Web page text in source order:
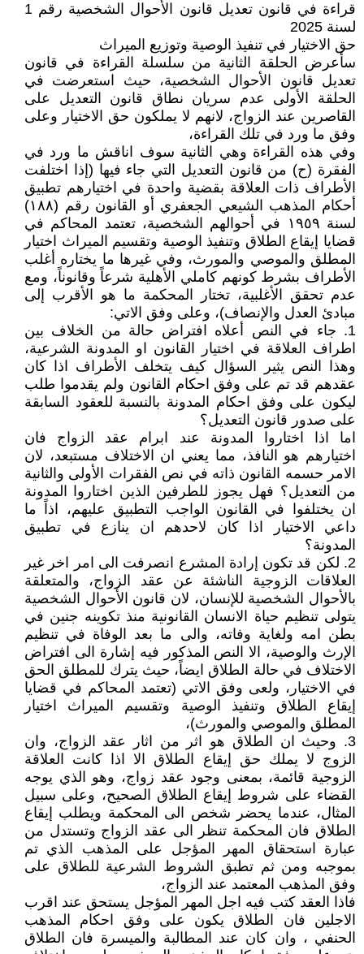
قراءة في قانون تعديل قانون الأحوال الشخصية رقم 1
لسنة 2025
حق الاختيار في تنفيذ الوصية وتوزيع الميراث
سأعرض الحلقة الثانية من سلسلة القراءة في قانون
تعديل قانون الأحوال الشخصية، حيث استعرضت في
الحلقة الأولى عدم سريان نطاق قانون التعديل على
القاصرين عند الزواج، لانهم لا يملكون حق الاختيار وعلى
وفق ما ورد في تلك القراءة،
وفي هذه القراءة وهي الثانية سوف اناقش ما ورد في
الفقرة (ح) من قانون التعديل التي جاء فيها (إذا اختلفت
الأطراف ذات العلاقة بقضية واحدة في اختيارهم تطبيق
أحكام المذهب الشيعي الجعفري أو القانون رقم (۱۸۸)
لسنة ١٩٥٩ في أحوالهم الشخصية، تعتمد المحاكم في
قضايا إيقاع الطلاق وتنفيذ الوصية وتقسيم الميراث اختيار
المطلق والموصي والمورث، وفي غيرها ما يختاره أغلب
الأطراف بشرط كونهم كاملي الأهلية شرعاً وقانوناً، ومع
عدم تحقق الأغلبية، تختار المحكمة ما هو الأقرب إلى
مبادئ العدل والإنصاف)، وعلى وفق الاتي:
1. جاء في النص أعلاه افتراض حالة من الخلاف بين
اطراف العلاقة في اختيار القانون او المدونة الشرعية،
وهذا النص يثير السؤال كيف يتخلف الأطراف اذا كان
عقدهم قد تم على وفق احكام القانون ولم يقدموا طلب
ليكون على وفق احكام المدونة بالنسبة للعقود السابقة
على صدور قانون التعديل؟
اما اذا اختاروا المدونة عند ابرام عقد الزواج فان
اختيارهم هو النافذ، مما يعني ان الاختلاف مستبعد، لان
الامر حسمه القانون ذاته في نص الفقرات الأولى والثانية
من التعديل؟ فهل يجوز للطرفين الذين اختاروا المدونة
ان يختلفوا في القانون الواجب التطبيق عليهم، اذاً ما
داعي الاختيار اذا كان لاحدهم ان ينازع في تطبيق
المدونة؟
2. لكن قد تكون إرادة المشرع انصرفت الى امر اخر غير
العلاقات الزوجية الناشئة عن عقد الزواج، والمتعلقة
بالأحوال الشخصية للإنسان، لان قانون الأحوال الشخصية
يتولى تنظيم حياة الانسان القانونية منذ تكوينه جنين في
بطن امه ولغاية وفاته، والى ما بعد الوفاة في تنظيم
الإرث والوصية، الا النص المذكور فيه إشارة الى افتراض
الاختلاف في حالة الطلاق ايضاً، حيث يترك للمطلق الحق
في الاختيار، ولعى وفق الاتي (تعتمد المحاكم في قضايا
إيقاع الطلاق وتنفيذ الوصية وتقسيم الميراث اختيار
المطلق والموصي والمورث)،
3. وحيث ان الطلاق هو اثر من اثار عقد الزواج، وان
الزوج لا يملك حق إيقاع الطلاق الا اذا كانت العلاقة
الزوجية قائمة، بمعنى وجود عقد زواج، وهو الذي يوجه
القضاء على شروط إيقاع الطلاق الصحيح، وعلى سبيل
المثال، عندما يحضر شخص الى المحكمة ويطلب إيقاع
الطلاق فان المحكمة تنظر الى عقد الزواج وتستدل من
عبارة استحقاق المهر المؤجل على المذهب الذي تم
بموجبه ومن ثم تطبق الشروط الشرعية للطلاق على
وفق المذهب المعتمد عند الزواج،
فاذا العقد كتب فيه اجل المهر المؤجل يستحق عند اقرب
الاجلين فان الطلاق يكون على وفق احكام المذهب
الحنفي ، وان كان عند المطالبة والميسرة فان الطلاق